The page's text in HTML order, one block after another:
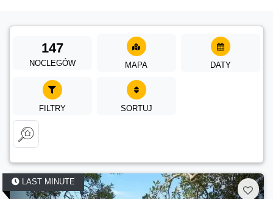
147
NOCLEGÓW MAPA DATY
FILTRY SORTUJ
LAST MINUTE